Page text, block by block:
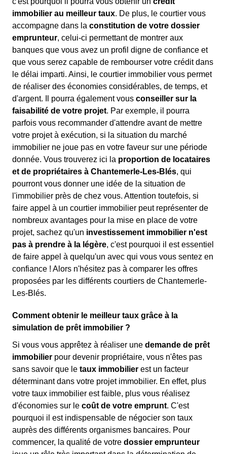
immobilier au meilleur taux. De plus, le courtier vous
accompagne dans la constitution de votre dossier
emprunteur, celui-ci permettant de montrer aux
banques que vous avez un profil digne de confiance et
que vous serez capable de rembourser votre crédit dans
le délai imparti. Ainsi, le courtier immobilier vous permet
de réaliser des économies considérables, de temps, et
d'argent. Il pourra également vous conseiller sur la
faisabilité de votre projet. Par exemple, il pourra
parfois vous recommander d'attendre avant de mettre
votre projet à exécution, si la situation du marché
immobilier ne joue pas en votre faveur sur une période
donnée. Vous trouverez ici la proportion de locataires
et de propriétaires à Chantemerle-Les-Blés, qui
pourront vous donner une idée de la situation de
l'immobilier près de chez vous. Attention toutefois, si
faire appel à un courtier immobilier peut représenter de
nombreux avantages pour la mise en place de votre
projet, sachez qu'un investissement immobilier n'est
pas à prendre à la légère, c'est pourquoi il est essentiel
de faire appel à quelqu'un avec qui vous vous sentez en
confiance ! Alors n'hésitez pas à comparer les offres
proposées par les différents courtiers de Chantemerle-
Les-Blés.
Comment obtenir le meilleur taux grâce à la
simulation de prêt immobilier ?
Si vous vous apprêtez à réaliser une demande de prêt
immobilier pour devenir propriétaire, vous n'êtes pas
sans savoir que le taux immobilier est un facteur
déterminant dans votre projet immobilier. En effet, plus
votre taux immobilier est faible, plus vous réalisez
d'économies sur le coût de votre emprunt. C'est
pourquoi il est indispensable de négocier son taux
auprès des différents organismes bancaires. Pour
commencer, la qualité de votre dossier emprunteur